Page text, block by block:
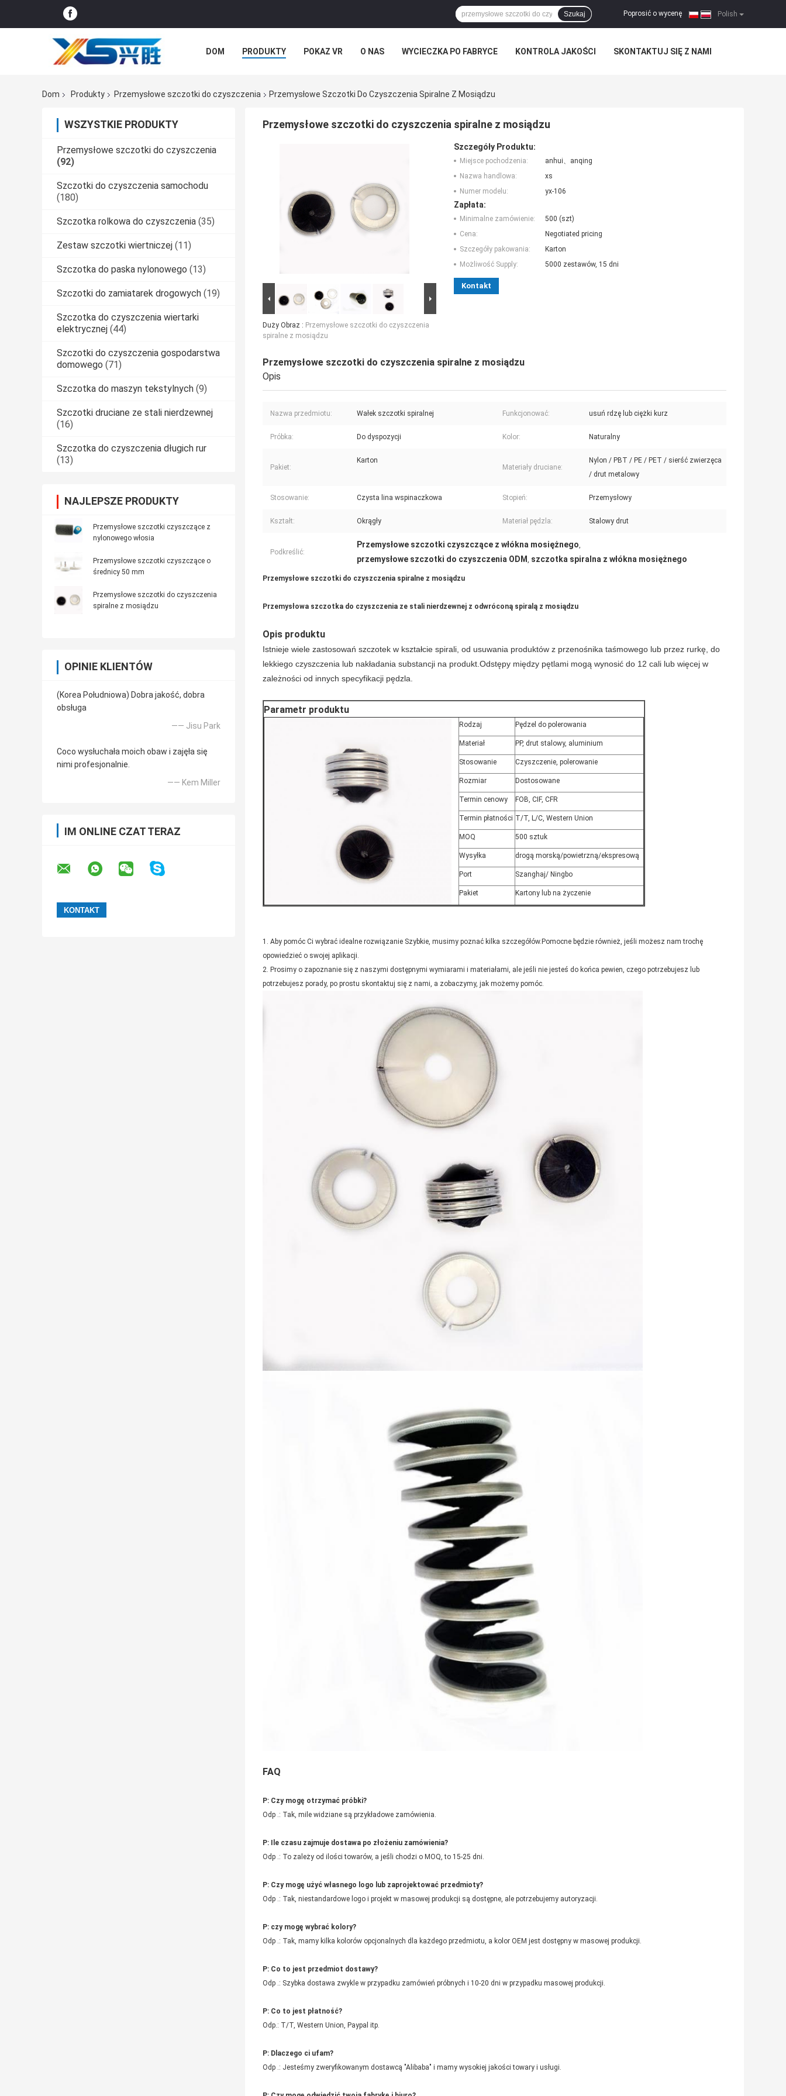
Polish
Poprosić o wycenę |
Szukaj
DOM PRODUKTY POKAZ VR O NAS WYCIECZKA PO FABRYCE KONTROLA JAKOŚCI SKONTAKTUJ SIĘ Z NAMI
Dom
Produkty Przemysłowe szczotki do czyszczenia Przemysłowe Szczotki Do Czyszczenia Spiralne Z Mosiądzu
WSZYSTKIE PRODUKTY
Przemysłowe szczotki do czyszczenia
(92)
Szczotki do czyszczenia samochodu
(180)
Szczotka rolkowa do czyszczenia (35)
Zestaw szczotki wiertniczej (11)
Szczotka do paska nylonowego (13)
Szczotki do zamiatarek drogowych (19)
Szczotka do czyszczenia wiertarki
elektrycznej (44)
Szczotki do czyszczenia gospodarstwa
domowego (71)
Szczotka do maszyn tekstylnych (9)
Szczotki druciane ze stali nierdzewnej
(16)
Szczotka do czyszczenia długich rur
(13)
NAJLEPSZE PRODUKTY
Przemysłowe szczotki czyszczące z
nylonowego włosia
Przemysłowe szczotki czyszczące o
średnicy 50 mm
Przemysłowe szczotki do czyszczenia
spiralne z mosiądzu
OPINIE KLIENTÓW
(Korea Południowa) Dobra jakość, dobra
obsługa
—— Jisu Park
Coco wysłuchała moich obaw i zajęła się
nimi profesjonalnie.
—— Kem Miller
IM ONLINE CZAT TERAZ
Przemysłowe szczotki do czyszczenia spiralne z mosiądzu
Duży Obraz : Przemysłowe szczotki do czyszczenia
spiralne z mosiądzu
Szczegóły Produktu:
Miejsce pochodzenia:
anhui、anqing
Nazwa handlowa:
xs
Numer modelu:
yx-106
Zapłata:
Minimalne zamówienie:
500 (szt)
Cena:
Negotiated pricing
Szczegóły pakowania:
Karton
Możliwość Supply:
5000 zestawów, 15 dni
Kontakt
Przemysłowe szczotki do czyszczenia spiralne z mosiądzu
Opis
Nazwa przedmiotu: Wałek szczotki spiralnej Funkcjonować: usuń rdzę lub ciężki kurz
Próbka: Do dyspozycji Kolor: Naturalny
Pakiet:
Karton
Materiały druciane:
Nylon / PBT / PE / PET / sierść zwierzęca
/ drut metalowy
Stosowanie: Czysta lina wspinaczkowa Stopień: Przemysłowy
Kształt: Okrągły Materiał pędzla: Stalowy drut
Podkreślić:
Przemysłowe szczotki czyszczące z włókna mosiężnego,
przemysłowe szczotki do czyszczenia ODM , szczotka spiralna z włókna mosiężnego
Przemysłowe szczotki do czyszczenia spiralne z mosiądzu
Przemysłowa szczotka do czyszczenia ze stali nierdzewnej z odwróconą spiralą z mosiądzu
Opis produktu
Istnieje wiele zastosowań szczotek w kształcie spirali, od usuwania produktów z przenośnika taśmowego lub przez rurkę, do
lekkiego czyszczenia lub nakładania substancji na produkt.Odstępy między pętlami mogą wynosić do 12 cali lub więcej w
zależności od innych specyfikacji pędzla.
Parametr produktu
Rodzaj Pędzel do polerowania
Materiał PP, drut stalowy, aluminium
Stosowanie Czyszczenie, polerowanie
Rozmiar Dostosowane
Termin cenowy FOB, CIF, CFR
Termin płatności T/T, L/C, Western Union
MOQ 500 sztuk
Wysyłka drogą morską/powietrzną/ekspresową
Port Szanghaj/ Ningbo
Pakiet Kartony lub na życzenie
1. Aby pomóc Ci wybrać idealne rozwiązanie Szybkie, musimy poznać kilka szczegółów.Pomocne będzie również, jeśli możesz nam trochę
opowiedzieć o swojej aplikacji.
2. Prosimy o zapoznanie się z naszymi dostępnymi wymiarami i materiałami, ale jeśli nie jesteś do końca pewien, czego potrzebujesz lub
potrzebujesz porady, po prostu skontaktuj się z nami, a zobaczymy, jak możemy pomóc.
FAQ
P: Czy mogę otrzymać próbki?
Odp .: Tak, mile widziane są przykładowe zamówienia.
P: Ile czasu zajmuje dostawa po złożeniu zamówienia?
Odp .: To zależy od ilości towarów, a jeśli chodzi o MOQ, to 15-25 dni.
P: Czy mogę użyć własnego logo lub zaprojektować przedmioty?
Odp .: Tak, niestandardowe logo i projekt w masowej produkcji są dostępne, ale potrzebujemy autoryzacji.
P: czy mogę wybrać kolory?
Odp .: Tak, mamy kilka kolorów opcjonalnych dla każdego przedmiotu, a kolor OEM jest dostępny w masowej produkcji.
P: Co to jest przedmiot dostawy?
Odp .: Szybka dostawa zwykle w przypadku zamówień próbnych i 10-20 dni w przypadku masowej produkcji.
P: Co to jest płatność?
Odp.: T/T, Western Union, Paypal itp.
P: Dlaczego ci ufam?
Odp .: Jesteśmy zweryfikowanym dostawcą "Alibaba" i mamy wysokiej jakości towary i usługi.